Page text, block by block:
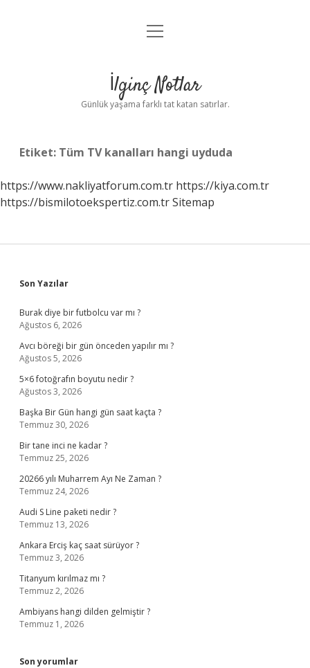
Anasayfa
Yasal Uyarı
menüyü
İlginç Notlar
Günlük yaşama farklı tat katan satırlar.
Etiket: Tüm TV kanalları hangi uyduda
https://www.nakliyatforum.com.tr https://kiya.com.tr
https://bismilotoekspertiz.com.trSitemap
Sidebar
Son Yazılar
Burak diye bir futbolcu var mı ?
Ağustos 6, 2026
Avcı böreği bir gün önceden yapılır mı ?
Ağustos 5, 2026
5×6 fotoğrafın boyutu nedir ?
Ağustos 3, 2026
Başka Bir Gün hangi gün saat kaçta ?
Temmuz 30, 2026
Bir tane inci ne kadar ?
Temmuz 25, 2026
20266 yılı Muharrem Ayı Ne Zaman ?
Temmuz 24, 2026
Audi S Line paketi nedir ?
Temmuz 13, 2026
Ankara Erciş kaç saat sürüyor ?
Temmuz 3, 2026
Titanyum kırılmaz mı ?
Temmuz 2, 2026
Ambiyans hangi dilden gelmiştir ?
Temmuz 1, 2026
Son yorumlar